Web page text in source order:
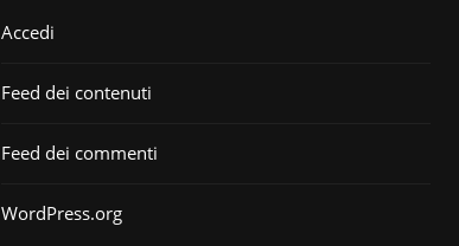
Accedi
Feed dei contenuti
Feed dei commenti
WordPress.org